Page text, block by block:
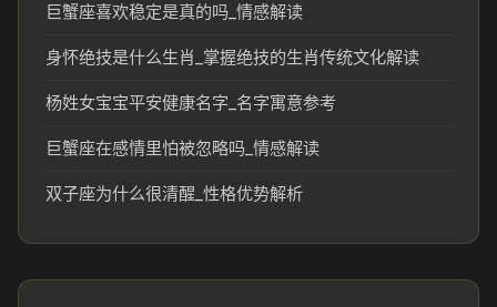
巨蟹座喜欢稳定是真的吗_情感解读
身怀绝技是什么生肖_掌握绝技的生肖传统文化解读
杨姓女宝宝平安健康名字_名字寓意参考
巨蟹座在感情里怕被忽略吗_情感解读
双子座为什么很清醒_性格优势解析